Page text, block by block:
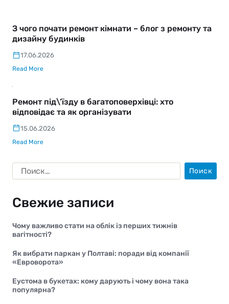
З чого почати ремонт кімнати – блог з ремонту та
дизайну будинків
17.06.2026
Read More
Ремонт під\’їзду в багатоповерхівці: хто
відповідає та як організувати
15.06.2026
Read More
Свежие записи
Чому важливо стати на облік із перших тижнів
вагітності?
Як вибрати паркан у Полтаві: поради від компанії
«Евроворота»
Еустома в букетах: кому дарують і чому вона така
популярна?